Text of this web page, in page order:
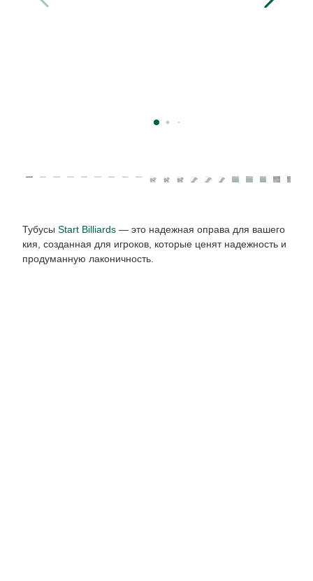
Тубусы Start Billiards— это надежная оправа для вашего
кия, созданная для игроков, которые ценят надежность и
продуманную лаконичность.